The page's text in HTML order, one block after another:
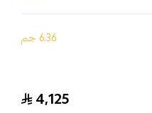
6.36 جم
4,125